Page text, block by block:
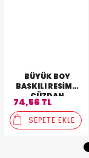
BÜYÜK BOY
BASKILI RESIMLI
CÜZDAN
74,56 TL
SEPETE EKLE